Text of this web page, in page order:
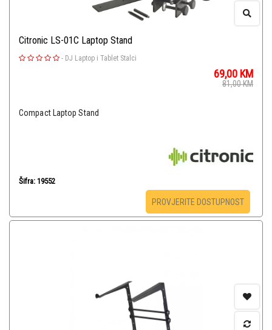
Citronic LS-01C Laptop Stand
- DJ Laptop i Tablet Stalci
69,00 KM
81,00KM
Compact Laptop Stand
Šifra: 19552
PROVJERITE DOSTUPNOST